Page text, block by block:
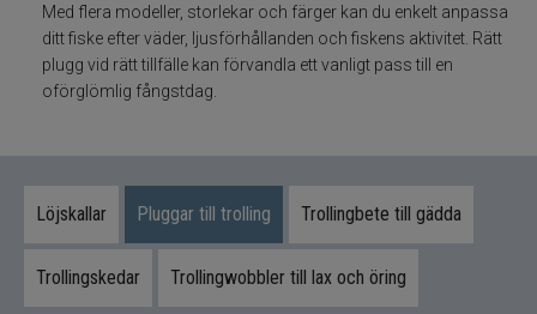
PowerBait/Gulp
Trollingbeten
Med flera modeller, storlekar och färger kan du enkelt anpassa
ditt fiske efter väder, ljusförhållanden och fiskens aktivitet. Rätt
plugg vid rätt tillfälle kan förvandla ett vanligt pass till en
oförglömlig fångstdag.
Löjskallar Pluggar till trolling Trollingbete till gädda
Trollingskedar Trollingwobbler till lax och öring